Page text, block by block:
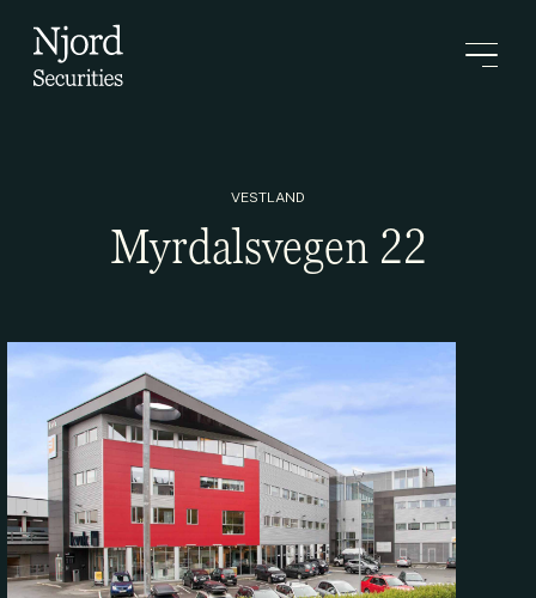
VESTLAND
Myrdalsvegen 22